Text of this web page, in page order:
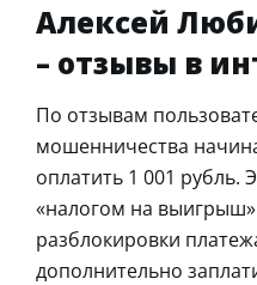
Алексей
– отзывы в
По отзывам
мошенничества
оплатить 1 001
«налогом на
разблокировки
дополнительно